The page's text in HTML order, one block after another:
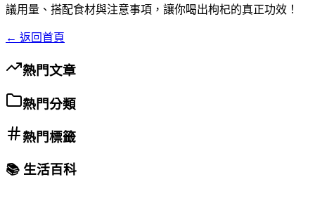
議用量、搭配食材與注意事項，讓你喝出枸杞的真正功效！
← 返回首頁
熱門文章
熱門分類
熱門標籤
📚 生活百科